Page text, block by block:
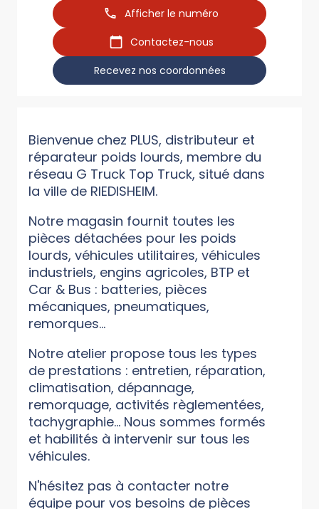
Afficher le numéro
Contactez-nous
Recevez nos coordonnées
Bienvenue chez PLUS, distributeur et
réparateur poids lourds, membre du
réseau G Truck Top Truck, situé dans
la ville de RIEDISHEIM.
Notre magasin fournit toutes les
pièces détachées pour les poids
lourds, véhicules utilitaires, véhicules
industriels, engins agricoles, BTP et
Car & Bus : batteries, pièces
mécaniques, pneumatiques,
remorques...
Notre atelier propose tous les types
de prestations : entretien, réparation,
climatisation, dépannage,
remorquage, activités règlementées,
tachygraphie... Nous sommes formés
et habilités à intervenir sur tous les
véhicules.
N'hésitez pas à contacter notre
équipe pour vos besoins de pièces